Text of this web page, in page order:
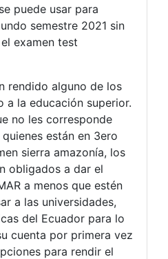
puede usar para
semestre 2021 sin
examen test
rendido alguno de los
a la educación superior.
no les corresponde
están en 3ero
sierra amazonía, los
obligados a dar el
a menos que estén
a las universidades,
del Ecuador para lo
cuenta por primera vez
para rendir el